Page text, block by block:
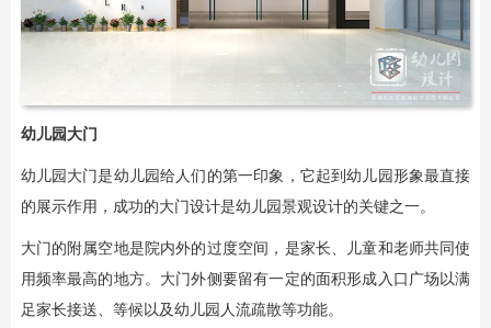
幼儿园大门
幼儿园大门是幼儿园给人们的第一印象，它起到幼儿园形象最直接
的展示作用，成功的大门设计是幼儿园景观设计的关键之一。
大门的附属空地是院内外的过度空间，是家长、儿童和老师共同使
用频率最高的地方。大门外侧要留有一定的面积形成入口广场以满
足家长接送、等候以及幼儿园人流疏散等功能。